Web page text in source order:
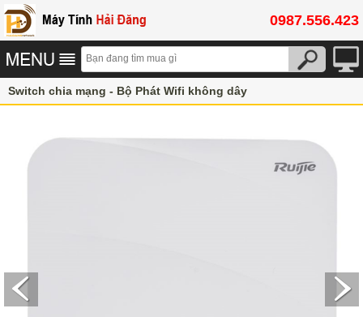
0987.556.423
Switch chia mạng - Bộ Phát Wifi không dây